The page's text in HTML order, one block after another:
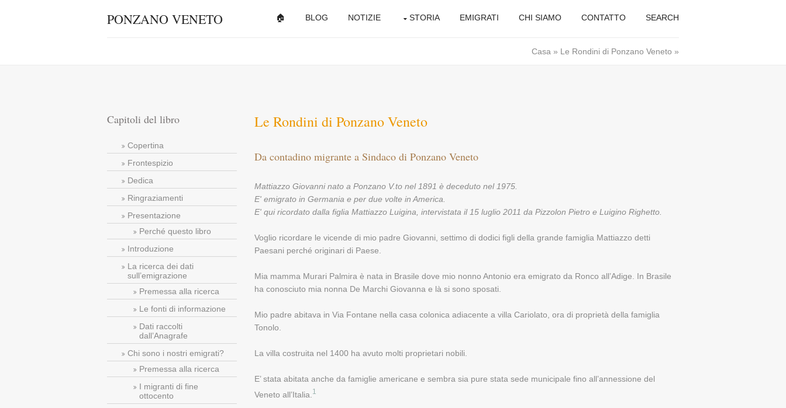
PONZANO VENETO 🏠 BLOG NOTIZIE STORIA EMIGRATI CHI SIAMO CONTATTO SEARCH
Casa » Le Rondini di Ponzano Veneto »
Capitoli del libro
Copertina
Frontespizio
Dedica
Ringraziamenti
Presentazione
Perché questo libro
Introduzione
La ricerca dei dati
sull’emigrazione
Premessa alla ricerca
Le fonti di informazione
Dati raccolti
dall’Anagrafe
Chi sono i nostri emigrati?
Premessa alla ricerca
I migranti di fine
ottocento
Le Rondini di Ponzano Veneto
Da contadino migrante a Sindaco di Ponzano Veneto
Mattiazzo Giovanni nato a Ponzano V.to nel 1891 è deceduto nel 1975.
E' emigrato in Germania e per due volte in America.
E' qui ricordato dalla figlia Mattiazzo Luigina, intervistata il 15 luglio 2011 da Pizzolon Pietro e Luigino Righetto.
Voglio ricordare le vicende di mio padre Giovanni, settimo di dodici figli della grande famiglia Mattiazzo detti
Paesani perché originari di Paese.
Mia mamma Murari Palmira è nata in Brasile dove mio nonno Antonio era emigrato da Ronco all’Adige. In Brasile
ha conosciuto mia nonna De Marchi Giovanna e là si sono sposati.
Mio padre abitava in Via Fontane nella casa colonica adiacente a villa Cariolato, ora di proprietà della famiglia
Tonolo.
La villa costruita nel 1400 ha avuto molti proprietari nobili.
E’ stata abitata anche da famiglie americane e sembra sia pure stata sede municipale fino all’annessione del
Veneto all’Italia. 1